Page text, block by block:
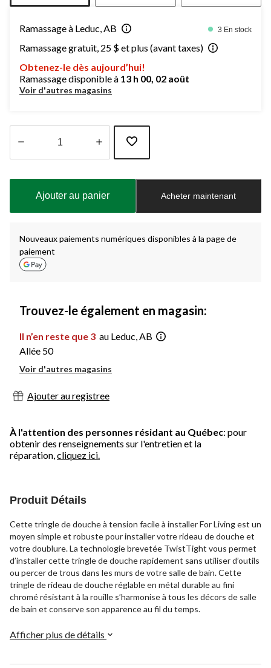
Ramassage à Leduc, AB 3 En stock
Ramassage gratuit, 25 $ et plus (avant taxes)
Obtenez-le dès aujourd’hui!
Ramassage disponible à 13 h 00, 02 août
Voir d'autres magasins
à
Ajouter au panier Acheter maintenant
Nouveaux paiements numériques disponibles à la page de
paiement
Trouvez-le également en magasin:
Il n’en reste que 3 au Leduc, AB
Allée 50
Voir d'autres magasins
Ajouter au registree
À l'attention des personnes résidant au Québec: pour
obtenir des renseignements sur l'entretien et la
réparation,cliquez ici.
Produit Détails
Cette tringle de douche à tension facile à installer For Living est un
moyen simple et robuste pour installer votre rideau de douche et
votre doublure. La technologie brevetée TwistTight vous permet
d’installer cette tringle de douche rapidement sans utiliser d’outils
ou percer de trous dans les murs de votre salle de bain. Cette
tringle de rideau de douche réglable en métal durable au fini
chromé résistant à la rouille s’harmonise à tous les décors de salle
de bain et conserve son apparence au fil du temps.
Afficher plus de détails